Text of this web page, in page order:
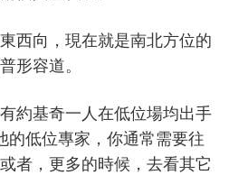
西向，現在就是南北方位的
形容道。
約基奇一人在低位場均出手
的低位專家，你通常需要往
者，更多的時候，去看其它